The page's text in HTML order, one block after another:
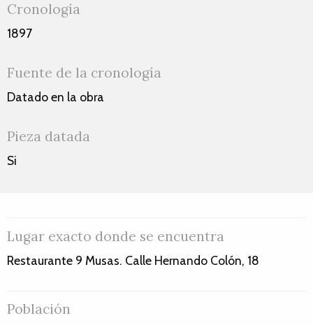
Cronología
1897
Fuente de la cronología
Datado en la obra
Pieza datada
Si
Lugar exacto donde se encuentra
Restaurante 9 Musas. Calle Hernando Colón, 18
Población